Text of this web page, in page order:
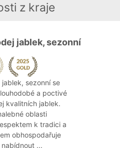
z kraje
jablek, sezonní
sezonní se
a poctivé
kvalitních jablek.
oblasti
k tradici a
obhospodařuje
...